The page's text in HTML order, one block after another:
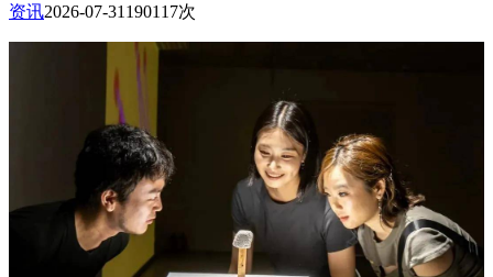
资讯2026-07-31 190117次